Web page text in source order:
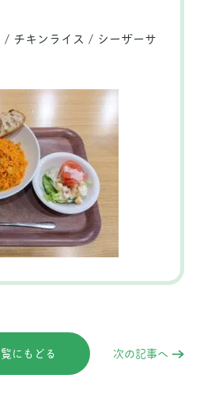
/ チキンライス / シーザーサ
にもどる 次の記事へ